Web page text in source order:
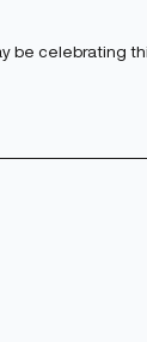
be celebrating